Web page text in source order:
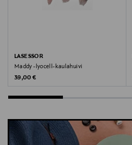
LASESSOR
Maddy -lyocell-kaulahuivi
Original Price
39,00 €